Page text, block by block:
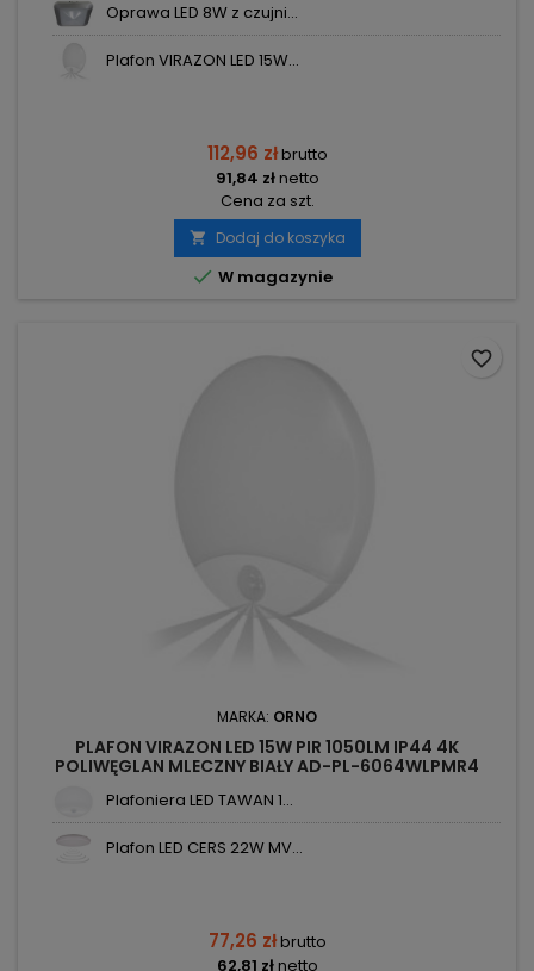
Oprawa LED 8W z czujni...
Plafon VIRAZON LED 15W...
112,96 złbrutto
91,84 złnetto
Cena za szt.
 Dodaj do koszyka
 W magazynie
MARKA: ORNO
PLAFON VIRAZON LED 15W PIR 1050LM IP44 4K
POLIWĘGLAN MLECZNY BIAŁY AD-PL-6064WLPMR4
Plafoniera LED TAWAN 1...
Plafon LED CERS 22W MV...
77,26 złbrutto
62,81 złnetto
favorite_border